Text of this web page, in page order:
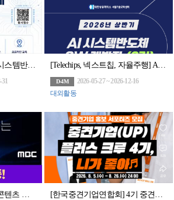
[Telechips, 넥스트칩] AI 시스템반도체 설계(2기)(구 하만 세미콘아카데미, 팹리스협회회원사 채용연계과정)
31
[Telechips, 넥스트칩, 자율주행] AI 시스템반도체 SW개발자 (2기)채용연계과정
D-4M
2026-05-27 ~ 2026-12-16
대외활동
[MBC] 언리얼&블렌더 콘텐츠 전문가 과정 7기 모집(~7/29) [한국중견기업연합회] 4기 중견기업 홍보 서포터즈 ‘중견기업(UP) 플러스 크루’ 모집